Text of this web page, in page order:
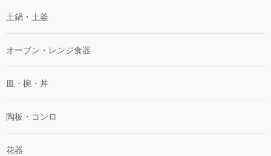
土鍋・土釜
オーブン・レンジ食器
皿・椀・丼
陶板・コンロ
花器